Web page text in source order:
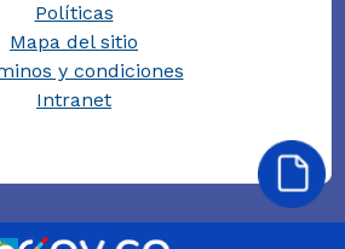
Políticas
Mapa del sitio
y condiciones
Intranet